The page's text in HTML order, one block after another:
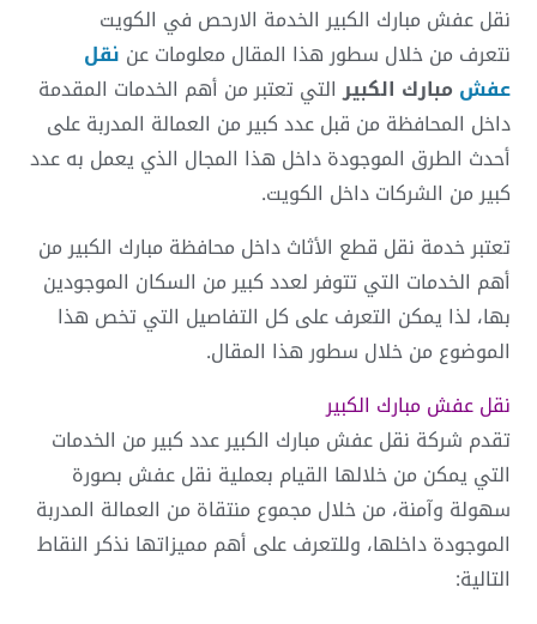
نقل عفش مبارك الكبير الخدمة الارحص في الكويت
نتعرف من خلال سطور هذا المقال معلومات عن نقل
عفش مبارك الكبيرالتي تعتبر من أهم الخدمات المقدمة
داخل المحافظة من قبل عدد كبير من العمالة المدربة على
أحدث الطرق الموجودة داخل هذا المجال الذي يعمل به عدد
كبير من الشركات داخل الكويت.
تعتبر خدمة نقل قطع الأثاث داخل محافظة مبارك الكبير من
أهم الخدمات التي تتوفر لعدد كبير من السكان الموجودين
بها، لذا يمكن التعرف على كل التفاصيل التي تخص هذا
الموضوع من خلال سطور هذا المقال.
نقل عفش مبارك الكبير
تقدم شركة نقل عفش مبارك الكبير عدد كبير من الخدمات
التي يمكن من خلالها القيام بعملية نقل عفش بصورة
سهولة وآمنة، من خلال مجموع منتقاة من العمالة المدربة
الموجودة داخلها، وللتعرف على أهم مميزاتها نذكر النقاط
التالية: